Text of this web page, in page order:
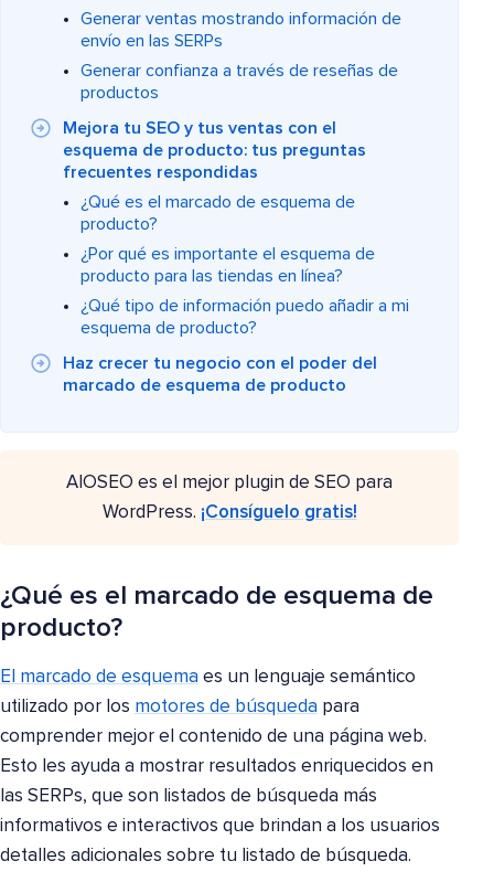
Generar ventas mostrando información de
envío en las SERPs
Generar confianza a través de reseñas de
productos
Mejora tu SEO y tus ventas con el
esquema de producto: tus preguntas
frecuentes respondidas
¿Qué es el marcado de esquema de
producto?
¿Por qué es importante el esquema de
producto para las tiendas en línea?
¿Qué tipo de información puedo añadir a mi
esquema de producto?
Haz crecer tu negocio con el poder del
marcado de esquema de producto
AIOSEO es el mejor plugin de SEO para
WordPress. ¡Consíguelo gratis!
¿Qué es el marcado de esquema de
producto?
El marcado de esquema es un lenguaje semántico
utilizado por los motores de búsqueda para
comprender mejor el contenido de una página web.
Esto les ayuda a mostrar resultados enriquecidos en
las SERPs, que son listados de búsqueda más
informativos e interactivos que brindan a los usuarios
detalles adicionales sobre tu listado de búsqueda.